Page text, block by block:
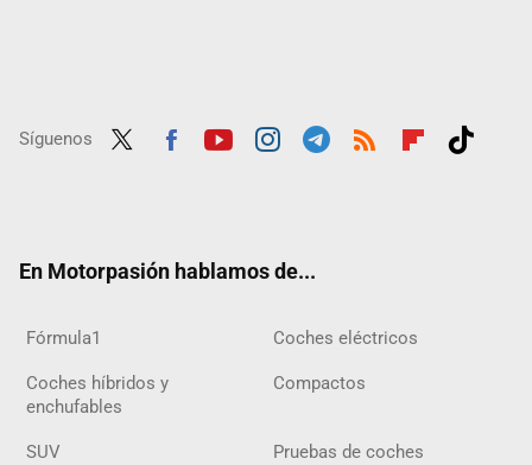
Síguenos
En Motorpasión hablamos de...
Fórmula1 Coches eléctricos
Coches híbridos y
enchufables
Compactos
SUV Pruebas de coches